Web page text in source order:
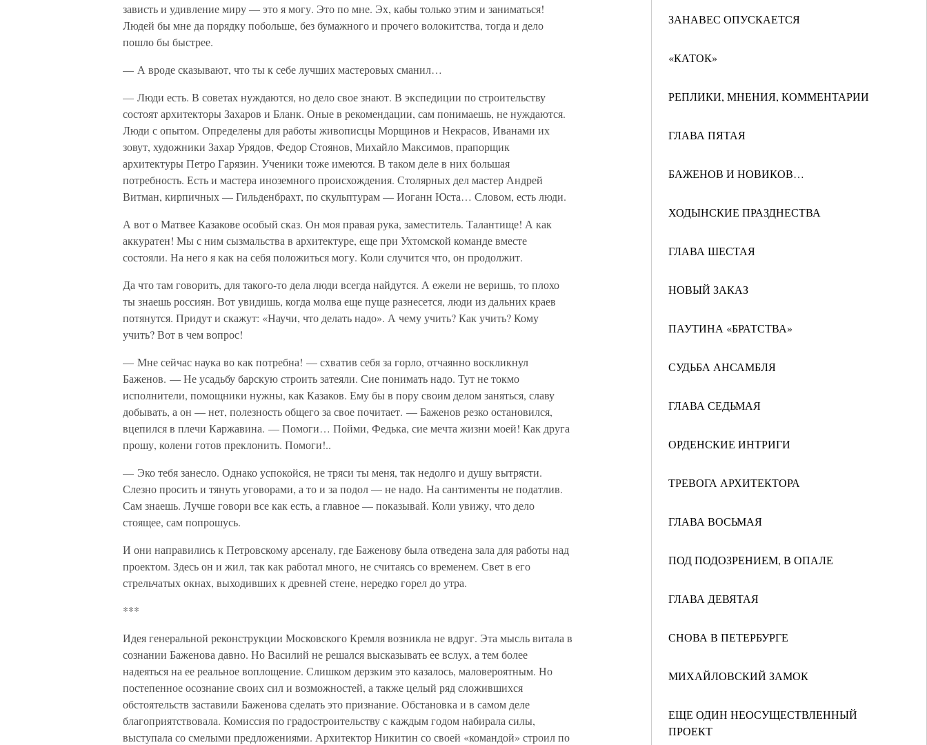
ЗАНАВЕС ОПУСКАЕТСЯ
«КАТОК»
РЕПЛИКИ, МНЕНИЯ, КОММЕНТАРИИ
ГЛАВА ПЯТАЯ
БАЖЕНОВ И НОВИКОВ…
ХОДЫНСКИЕ ПРАЗДНЕСТВА
ГЛАВА ШЕСТАЯ
НОВЫЙ ЗАКАЗ
ПАУТИНА «БРАТСТВА»
СУДЬБА АНСАМБЛЯ
ГЛАВА СЕДЬМАЯ
ОРДЕНСКИЕ ИНТРИГИ
ТРЕВОГА АРХИТЕКТОРА
ГЛАВА ВОСЬМАЯ
ПОД ПОДОЗРЕНИЕМ, В ОПАЛЕ
ГЛАВА ДЕВЯТАЯ
СНОВА В ПЕТЕРБУРГЕ
МИХАЙЛОВСКИЙ ЗАМОК
ЕЩЕ ОДИН НЕОСУЩЕСТВЛЕННЫЙ
ПРОЕКТ
зависть и удивление миру — это я могу. Это по мне. Эх, кабы только этим и заниматься!
Людей бы мне да порядку побольше, без бумажного и прочего волокитства, тогда и дело
пошло бы быстрее.
— А вроде сказывают, что ты к себе лучших мастеровых сманил…
— Люди есть. В советах нуждаются, но дело свое знают. В экспедиции по строительству
состоят архитекторы Захаров и Бланк. Оные в рекомендации, сам понимаешь, не нуждаются.
Люди с опытом. Определены для работы живописцы Морщинов и Некрасов, Иванами их
зовут, художники Захар Урядов, Федор Стоянов, Михайло Максимов, прапорщик
архитектуры Петро Гарязин. Ученики тоже имеются. В таком деле в них большая
потребность. Есть и мастера иноземного происхождения. Столярных дел мастер Андрей
Витман, кирпичных — Гильденбрахт, по скульптурам — Иоганн Юста… Словом, есть люди.
А вот о Матвее Казакове особый сказ. Он моя правая рука, заместитель. Талантище! А как
аккуратен! Мы с ним сызмальства в архитектуре, еще при Ухтомской команде вместе
состояли. На него я как на себя положиться могу. Коли случится что, он продолжит.
Да что там говорить, для такого-то дела люди всегда найдутся. А ежели не веришь, то плохо
ты знаешь россиян. Вот увидишь, когда молва еще пуще разнесется, люди из дальних краев
потянутся. Придут и скажут: «Научи, что делать надо». А чему учить? Как учить? Кому
учить? Вот в чем вопрос!
— Мне сейчас наука во как потребна! — схватив себя за горло, отчаянно воскликнул
Баженов. — Не усадьбу барскую строить затеяли. Сие понимать надо. Тут не токмо
исполнители, помощники нужны, как Казаков. Ему бы в пору своим делом заняться, славу
добывать, а он — нет, полезность общего за свое почитает. — Баженов резко остановился,
вцепился в плечи Каржавина. — Помоги… Пойми, Федька, сие мечта жизни моей! Как друга
прошу, колени готов преклонить. Помоги!..
— Эко тебя занесло. Однако успокойся, не тряси ты меня, так недолго и душу вытрясти.
Слезно просить и тянуть уговорами, а то и за подол — не надо. На сантименты не податлив.
Сам знаешь. Лучше говори все как есть, а главное — показывай. Коли увижу, что дело
стоящее, сам попрошусь.
И они направились к Петровскому арсеналу, где Баженову была отведена зала для работы над
проектом. Здесь он и жил, так как работал много, не считаясь со временем. Свет в его
стрельчатых окнах, выходивших к древней стене, нередко горел до утра.
***
Идея генеральной реконструкции Московского Кремля возникла не вдруг. Эта мысль витала в
сознании Баженова давно. Но Василий не решался высказывать ее вслух, а тем более
надеяться на ее реальное воплощение. Слишком дерзким это казалось, маловероятным. Но
постепенное осознание своих сил и возможностей, а также целый ряд сложившихся
обстоятельств заставили Баженова сделать это признание. Обстановка и в самом деле
благоприятствовала. Комиссия по градостроительству с каждым годом набирала силы,
выступала со смелыми предложениями. Архитектор Никитин со своей «командой» строил по